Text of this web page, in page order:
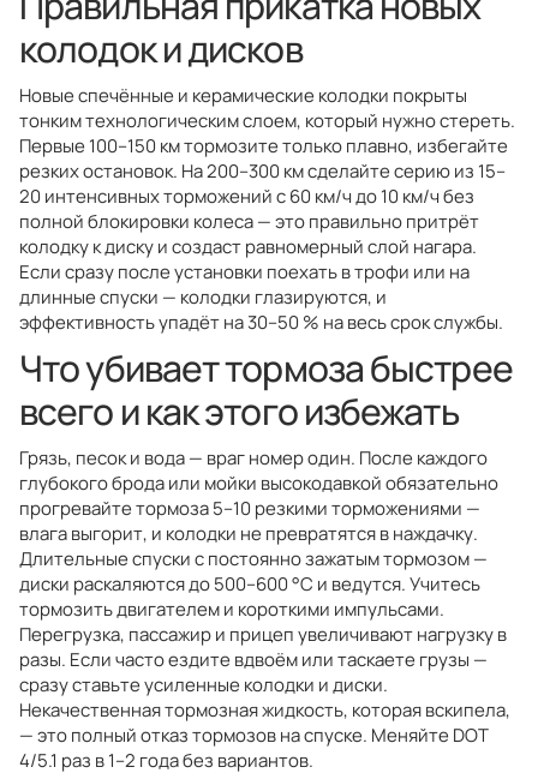
колодок и дисков
Новые спечённые и керамические колодки покрыты
тонким технологическим слоем, который нужно стереть.
Первые 100–150 км тормозите только плавно, избегайте
резких остановок. На 200–300 км сделайте серию из 15–
20 интенсивных торможений с 60 км/ч до 10 км/ч без
полной блокировки колеса — это правильно притрёт
колодку к диску и создаст равномерный слой нагара.
Если сразу после установки поехать в трофи или на
длинные спуски — колодки глазируются, и
эффективность упадёт на 30–50 % на весь срок службы.
Что убивает тормоза быстрее
всего и как этого избежать
Грязь, песок и вода — враг номер один. После каждого
глубокого брода или мойки высокодавкой обязательно
прогревайте тормоза 5–10 резкими торможениями —
влага выгорит, и колодки не превратятся в наждачку.
Длительные спуски с постоянно зажатым тормозом —
диски раскаляются до 500–600 °C и ведутся. Учитесь
тормозить двигателем и короткими импульсами.
Перегрузка, пассажир и прицеп увеличивают нагрузку в
разы. Если часто ездите вдвоём или таскаете грузы —
сразу ставьте усиленные колодки и диски.
Некачественная тормозная жидкость, которая вскипела,
— это полный отказ тормозов на спуске. Меняйте DOT
4/5.1 раз в 1–2 года без вариантов.